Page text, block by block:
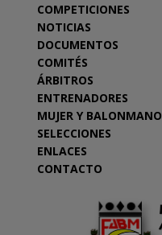
COMPETICIONES
NOTICIAS
DOCUMENTOS
COMITÉS
ÁRBITROS
ENTRENADORES
MUJER Y BALONMANO
SELECCIONES
ENLACES
CONTACTO